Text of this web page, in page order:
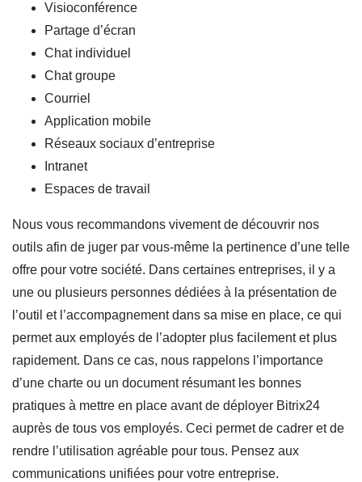
Visioconférence
Partage d’écran
Chat individuel
Chat groupe
Courriel
Application mobile
Réseaux sociaux d’entreprise
Intranet
Espaces de travail
Nous vous recommandons vivement de découvrir nos
outils afin de juger par vous-même la pertinence d’une telle
offre pour votre société. Dans certaines entreprises, il y a
une ou plusieurs personnes dédiées à la présentation de
l’outil et l’accompagnement dans sa mise en place, ce qui
permet aux employés de l’adopter plus facilement et plus
rapidement. Dans ce cas, nous rappelons l’importance
d’une charte ou un document résumant les bonnes
pratiques à mettre en place avant de déployer Bitrix24
auprès de tous vos employés. Ceci permet de cadrer et de
rendre l’utilisation agréable pour tous. Pensez aux
communications unifiées pour votre entreprise.